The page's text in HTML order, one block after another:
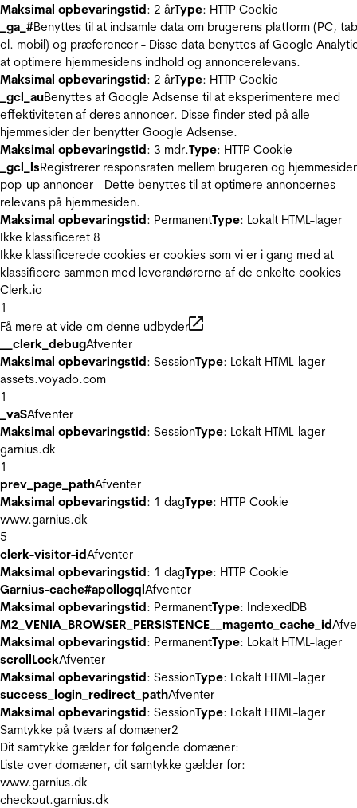
Maksimal opbevaringstid: 2 årType: HTTP Cookie
_ga_#Benyttes til at indsamle data om brugerens platform (PC,
el. mobil) og præferencer - Disse data benyttes af Google
at optimere hjemmesidens indhold og annoncerelevans.
Maksimal opbevaringstid: 2 årType: HTTP Cookie
_gcl_auBenyttes af Google Adsense til at eksperimentere med
effektiviteten af deres annoncer. Disse finder sted på alle
hjemmesider der benytter Google Adsense.
Maksimal opbevaringstid: 3 mdr.Type: HTTP Cookie
_gcl_lsRegistrerer responsraten mellem brugeren og
pop-up annoncer - Dette benyttes til at optimere annoncernes
relevans på hjemmesiden.
Maksimal opbevaringstid: PermanentType: Lokalt HTML-lager
Ikke klassificeret 8
Ikke klassificerede cookies er cookies som vi er i gang med at
klassificere sammen med leverandørerne af de enkelte cookies
Clerk.io
1
Få mere at vide om denne udbyder
__clerk_debugAfventer
Maksimal opbevaringstid: SessionType: Lokalt HTML-lager
assets.voyado.com
1
_vaSAfventer
Maksimal opbevaringstid: SessionType: Lokalt HTML-lager
garnius.dk
1
prev_page_pathAfventer
Maksimal opbevaringstid: 1 dagType: HTTP Cookie
www.garnius.dk
5
clerk-visitor-idAfventer
Maksimal opbevaringstid: 1 dagType: HTTP Cookie
Garnius-cache#apollogqlAfventer
Maksimal opbevaringstid: PermanentType: IndexedDB
M2_VENIA_BROWSER_PERSISTENCE__magento_cache_id
Maksimal opbevaringstid: PermanentType: Lokalt HTML-lager
scrollLockAfventer
Maksimal opbevaringstid: SessionType: Lokalt HTML-lager
success_login_redirect_pathAfventer
Maksimal opbevaringstid: SessionType: Lokalt HTML-lager
Samtykke på tværs af domæner2
Dit samtykke gælder for følgende domæner:
Liste over domæner, dit samtykke gælder for:
www.garnius.dk
checkout.garnius.dk